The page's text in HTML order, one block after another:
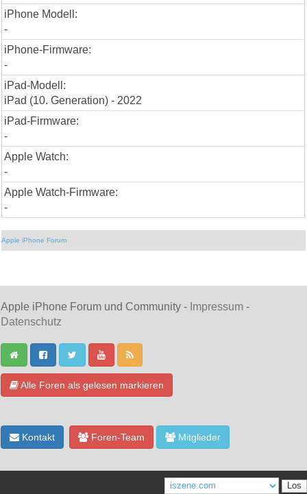
iPhone Modell:
-
iPhone-Firmware:
-
iPad-Modell:
iPad (10. Generation) - 2022
iPad-Firmware:
-
Apple Watch:
-
Apple Watch-Firmware:
-
Apple iPhone Forum
Apple iPhone Forum und Community - Impressum -
Datenschutz
Alle Foren als gelesen markieren
Kontakt Foren-Team Mitglieder